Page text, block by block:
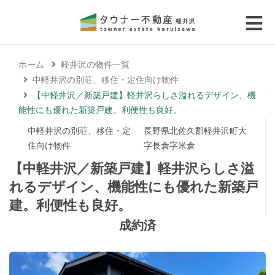
(物件種別から選ぶ)
(価格帯から選ぶ)
(コラム・移住者の声)
(お問い合わせ)
ホーム
軽井沢の物件一覧
中軽井沢の別荘、移住・定住向け物件
【中軽井沢／新築戸建】軽井沢らしさ溢れるデザイン、機
能性にも優れた新築戸建。利便性も良好。
中軽井沢の別荘、移住・定
住向け物件
長野県北佐久郡軽井沢町大
字長倉字米倉
【中軽井沢／新築戸建】軽井沢らしさ溢
れるデザイン、機能性にも優れた新築戸
建。利便性も良好。
成約済